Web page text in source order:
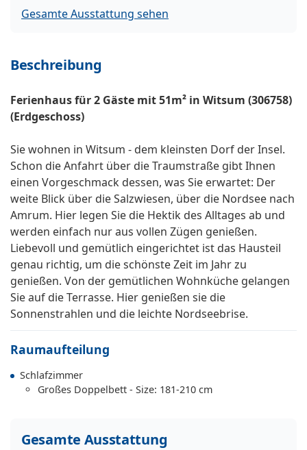
Gesamte Ausstattung sehen
Beschreibung
Ferienhaus für 2 Gäste mit 51m² in Witsum (306758)
(Erdgeschoss)
Sie wohnen in Witsum - dem kleinsten Dorf der Insel.
Schon die Anfahrt über die Traumstraße gibt Ihnen
einen Vorgeschmack dessen, was Sie erwartet: Der
weite Blick über die Salzwiesen, über die Nordsee nach
Amrum. Hier legen Sie die Hektik des Alltages ab und
werden einfach nur aus vollen Zügen genießen.
Liebevoll und gemütlich eingerichtet ist das Hausteil
genau richtig, um die schönste Zeit im Jahr zu
genießen. Von der gemütlichen Wohnküche gelangen
Sie auf die Terrasse. Hier genießen sie die
Sonnenstrahlen und die leichte Nordseebrise.
Raumaufteilung
Schlafzimmer
Großes Doppelbett - Size: 181-210 cm
Gesamte Ausstattung